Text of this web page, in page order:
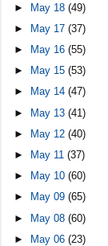
► May 18(49)
►
May 17(37)
►
May 16(55)
►
May 15(53)
►
May 14(47)
► May 13(41)
►
May 12(40)
►
May 11(37)
►
May 10(60)
►
May 09(65)
► May 08(60)
► May 06(23)